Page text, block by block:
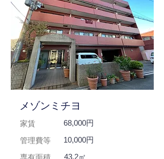
メゾンミチヨ
家賃
管理費等
専有面積
68,000円
10,000円
43.2㎡